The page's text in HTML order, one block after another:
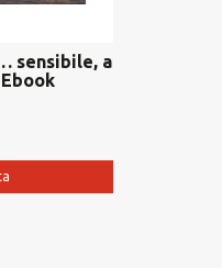
sensibile, a